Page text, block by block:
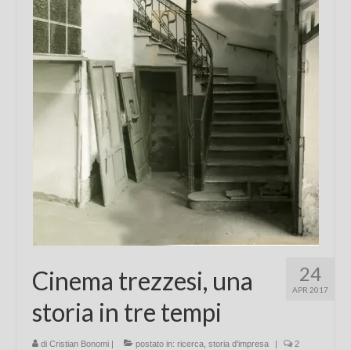
FAQ
Contatti
24
APR 2017
Cinema trezzesi, una
storia in tre tempi
di Cristian Bonomi | postato in: ricerca storia d'impresa | 2